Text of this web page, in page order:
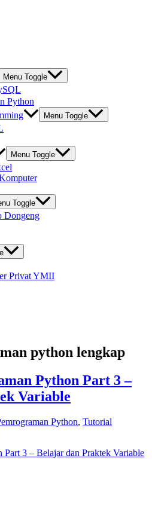
Menu Toggle
Python
Menu Toggle
Menu Toggle
Toggle
Dongeng
Privat YMII
python lengkap
Python Part 3 –
Variable
Python, Tutorial
Part 3 – Belajar dan Praktek Variable